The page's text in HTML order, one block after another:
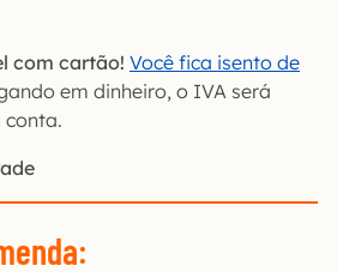
com cartão! Você fica isento de
em dinheiro, o IVA será
conta.